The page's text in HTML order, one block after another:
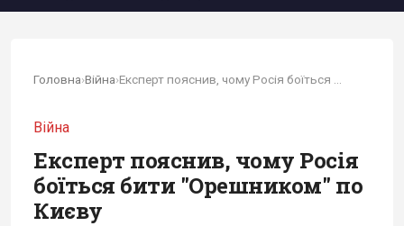
Головна›Війна›
Війна
Експерт пояснив, чому Росія
боїться бити "Орешником" по
Києву